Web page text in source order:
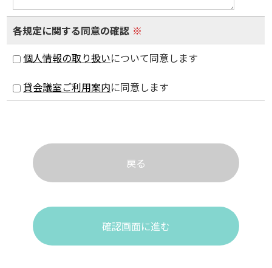
各規定に関する同意の確認 ※
個人情報の取り扱いについて同意します
貸会議室ご利用案内に同意します
戻る
確認画面に進む